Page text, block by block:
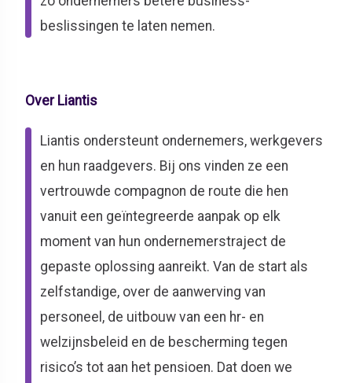
beslissingen te laten nemen.
Over Liantis
Liantis ondersteunt ondernemers, werkgevers
en hun raadgevers. Bij ons vinden ze een
vertrouwde compagnon de route die hen
vanuit een geïntegreerde aanpak op elk
moment van hun ondernemerstraject de
gepaste oplossing aanreikt. Van de start als
zelfstandige, over de aanwerving van
personeel, de uitbouw van een hr- en
welzijnsbeleid en de bescherming tegen
risico’s tot aan het pensioen. Dat doen we